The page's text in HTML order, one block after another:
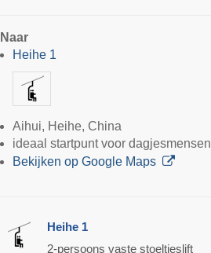
Naar
Heihe 1
Aihui, Heihe, China
ideaal startpunt voor dagjesmensen
Bekijken op Google Maps
Heihe 1
2-persoons vaste stoeltjeslift